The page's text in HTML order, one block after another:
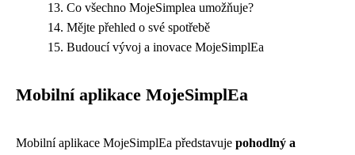
Co všechno MojeSimplea umožňuje?
Mějte přehled o své spotřebě
Budoucí vývoj a inovace MojeSimplEa
Mobilní aplikace MojeSimplEa
Mobilní aplikace MojeSimplEa představuje pohodlný a